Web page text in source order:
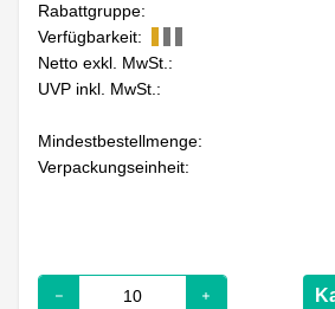
Rabattgruppe:
Verfügbarkeit:
Netto exkl. MwSt.:
UVP inkl. MwSt.:
Mindestbestellmenge:
Verpackungseinheit: